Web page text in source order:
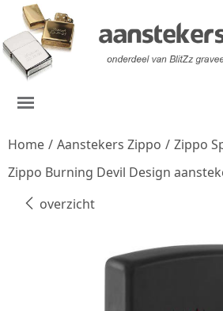
Home / Aanstekers Zippo / Zippo
Zippo Burning Devil Design
overzicht